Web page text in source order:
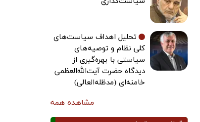
تحلیل اهداف سیاست‌های
کلی نظام و توصیه‌های
سیاستی با بهره‌گیری از
دیدگاه حضرت آیت‌الله‌العظمی
خامنه‌ای (مدظله‌العالی)
مشاهده همه